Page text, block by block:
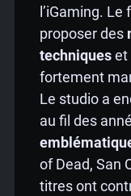
l’iGaming.
proposer des
techniqueset
fortement
Le studio a
au fil des
of Dead, San
titres ont